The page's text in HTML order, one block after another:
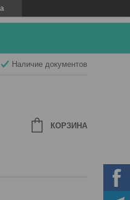
Наличие документов
КОРЗИНА